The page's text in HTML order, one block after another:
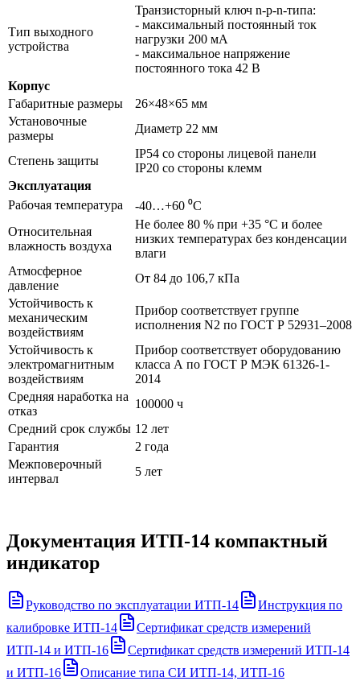
Тип выходного
устройства
Транзисторный ключ n-p-n-типа:
- максимальный постоянный ток
нагрузки 200 мА
- максимальное напряжение
постоянного тока 42 В
Корпус
Габаритные размеры
26×48×65 мм
Установочные
размеры
Диаметр 22 мм
Степень защиты
IP54 со стороны лицевой панели
IP20 со стороны клемм
Эксплуатация
Рабочая температура
-40…+60 ⁰С
Относительная
влажность воздуха
Не более 80 % при +35 °С и более
низких температурах без конденсации
влаги
Атмосферное
давление
От 84 до 106,7 кПа
Устойчивость к
механическим
воздействиям
Прибор соответствует группе
исполнения N2 по ГОСТ Р 52931–2008
Устойчивость к
электромагнитным
воздействиям
Прибор соответствует оборудованию
класса А по ГОСТ Р МЭК 61326-1-
2014
Средняя наработка на
отказ
100000 ч
Средний срок службы 12 лет
Гарантия
2 года
Межповерочный
интервал
5 лет
Документация ИТП-14 компактный
индикатор
Руководство по эксплуатации ИТП-14
Инструкция по
калибровке ИТП-14
Сертификат средств измерений
ИТП-14 и ИТП-16
Сертификат средств измерений ИТП-14
и ИТП-16
Описание типа СИ ИТП-14, ИТП-16